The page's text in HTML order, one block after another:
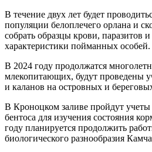
В течение двух лет будет
популяции белоплечего орлана и
собрать образцы крови, паразитов
характеристики пойманных особей.
В 2024 году продолжатся
млекопитающих, будут проведены
и каланов на островных и
В Кроноцком заливе пройдут
бентоса для изучения состояния
году планируется продолжить
биологического разнообразия